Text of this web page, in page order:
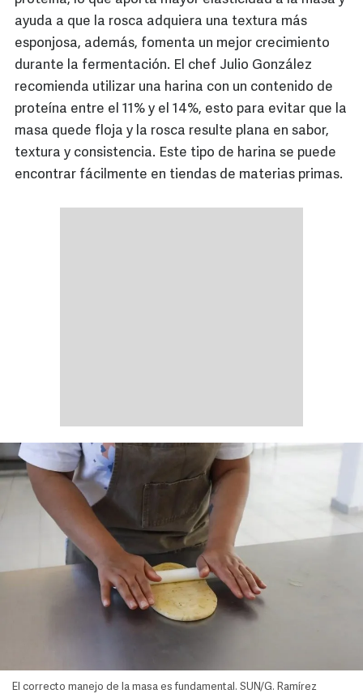
ayuda a que la rosca adquiera una textura más
esponjosa, además, fomenta un mejor crecimiento
durante la fermentación. El chef Julio González
recomienda utilizar una harina con un contenido de
proteína entre el 11% y el 14%, esto para evitar que la
masa quede floja y la rosca resulte plana en sabor,
textura y consistencia. Este tipo de harina se puede
encontrar fácilmente en tiendas de materias primas.
El correcto manejo de la masa es fundamental. SUN/G. Ramírez